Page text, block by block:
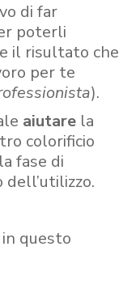
di far
poterli
il risultato che
per te
).
aiutare la
colorificio
fase di
questo